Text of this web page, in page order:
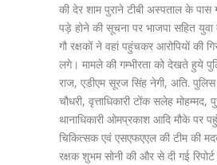
की देर शाम पुराने टीबी अस्पताल के
पड़े होने की सूचना पर भाजपा सहित युवा
गौ रक्षकों ने वहां पहुंचकर आरोपियों की
लगे। मामले की गम्भीरता को देखते हुये
राज, एडीएम सूरज सिंह नेगी, अति.
चौधरी, वृत्ताधिकारी टोंक सलेह मोहम्मद,
थानाधिकारी ओमप्रकाश आदि मौके पर
चिकित्सक एवं एसएफएएल की टीम की
रक्षक शुभम सोनी की और से दी गई